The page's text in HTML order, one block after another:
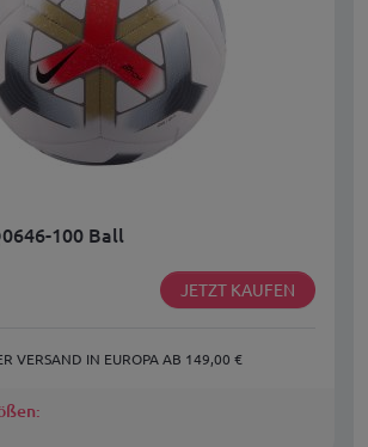
100 Ball
JETZT KAUFEN
VERSAND IN EUROPA AB 149,00 €